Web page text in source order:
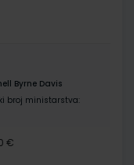
Byrne Davis
broj ministarstva:
€